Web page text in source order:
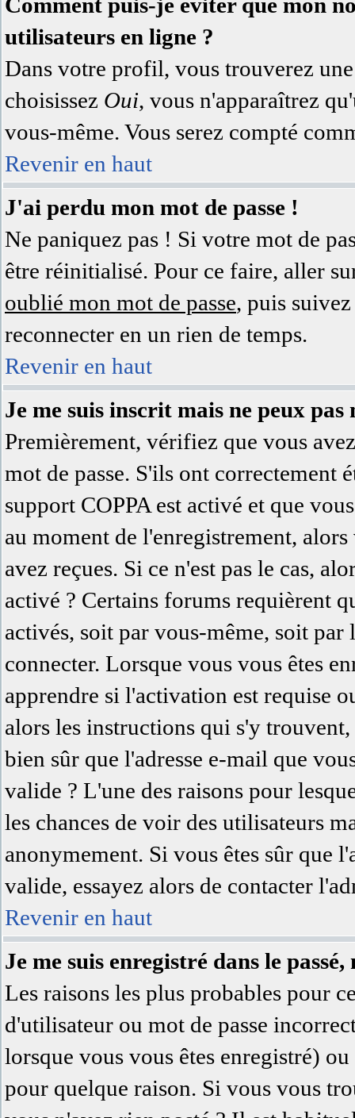
utilisateurs en ligne ?
Dans votre profil, vous trouverez
choisissez Oui, vous n'apparaîtrez
vous-même. Vous serez compté
Revenir en haut
J'ai perdu mon mot de passe !
Ne paniquez pas ! Si votre mot de
être réinitialisé. Pour ce faire, aller
oublié mon mot de passe, puis
reconnecter en un rien de temps.
Revenir en haut
Je me suis inscrit mais ne peux pas
Premièrement, vérifiez que vous
mot de passe. S'ils ont correctement
support COPPA est activé et que
au moment de l'enregistrement,
avez reçues. Si ce n'est pas le cas,
activé ? Certains forums requièrent
activés, soit par vous-même, soit
connecter. Lorsque vous vous êtes
apprendre si l'activation est requise
alors les instructions qui s'y
bien sûr que l'adresse e-mail que
valide ? L'une des raisons pour
les chances de voir des utilisateurs
anonymement. Si vous êtes sûr que
valide, essayez alors de contacter
Revenir en haut
Je me suis enregistré dans le
Les raisons les plus probables pour
d'utilisateur ou mot de passe
lorsque vous vous êtes enregistré)
pour quelque raison. Si vous vous